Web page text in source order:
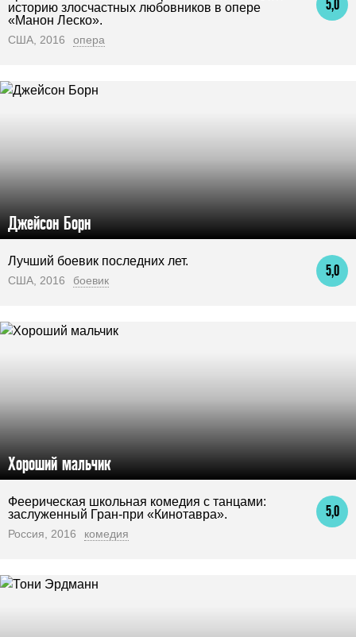
5,0
историю злосчастных любовников в опере
«Манон Леско».
США, 2016 опера
Джейсон Борн
5,0
Лучший боевик последних лет.
США, 2016 боевик
Хороший мальчик
5,0
Феерическая школьная комедия с танцами:
заслуженный Гран-при «Кинотавра».
Россия, 2016 комедия